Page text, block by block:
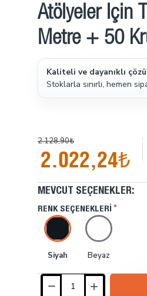
Atölyeler İçin
Metre + 50
Kaliteli ve dayanıklı
Stoklarla sınırlı, hemen
2.022,24₺
2.128,90₺
MEVCUT SEÇENEKLER:
RENK SEÇENEKLERI
Siyah Beyaz